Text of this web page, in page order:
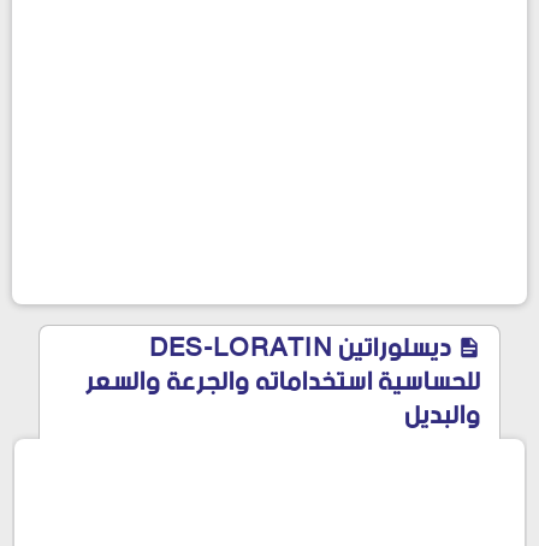
ديسلوراتين DES-LORATIN
للحساسية استخداماته والجرعة والسعر
والبديل